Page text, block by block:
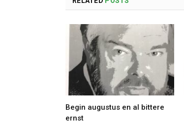
Begin augustus en al bittere
ernst